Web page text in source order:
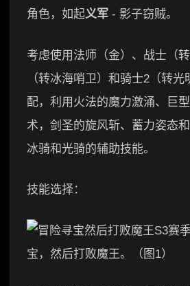
角色，如起义军 - 影子窃贼。
考虑使用法师（金）、战士（
（转冰海哨卫）和骑士2（转
配，利用火法的魔力激涌、巨
术，剑圣的旋风斩、蓄力姿态
冰骑和光骑的辅助技能。
技能选择：